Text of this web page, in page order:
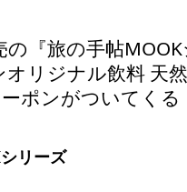
の『旅の手帖
リジナル飲料 天
ポンがついてくる
リーズ